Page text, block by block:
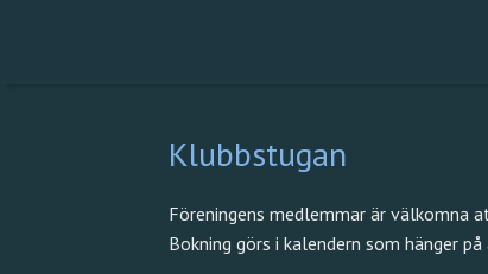
Klubbstugan
Föreningens medlemmar är välkomna
Bokning görs i kalendern som hänger